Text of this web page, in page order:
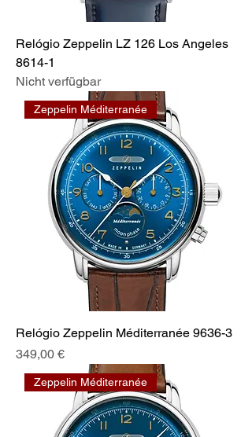
Relógio Zeppelin LZ 126 Los Angeles
8614-1
Nicht verfügbar
Zeppelin Méditerranée
Relógio Zeppelin Méditerranée 9636-3
Preis
349,00 €
Zeppelin Méditerranée